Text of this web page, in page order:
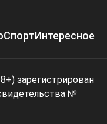
СпортИнтересное
зарегистрирован
№